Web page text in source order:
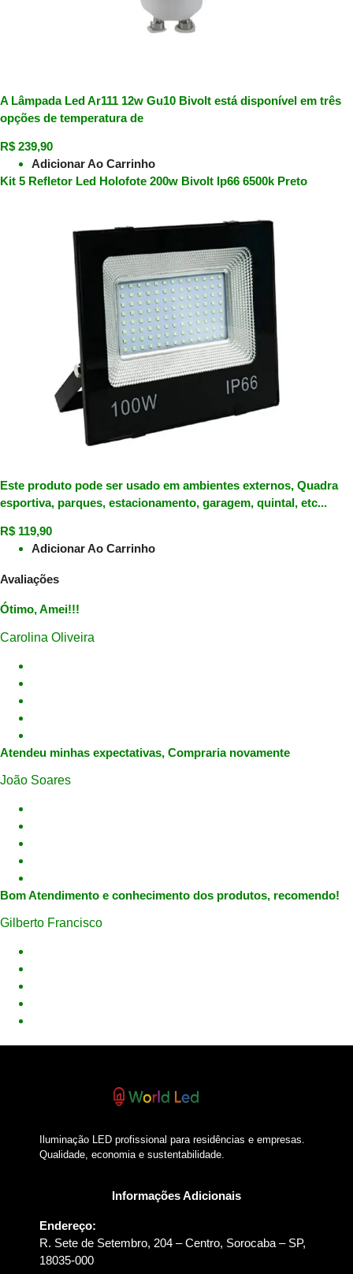
A Lâmpada Led Ar111 12w Gu10 Bivolt está disponível em três
opções de temperatura de
R$ 239,90
Adicionar Ao Carrinho
Kit 5 Refletor Led Holofote 200w Bivolt Ip66 6500k Preto
Este produto pode ser usado em ambientes externos, Quadra
esportiva, parques, estacionamento, garagem, quintal, etc...
R$ 119,90
Adicionar Ao Carrinho
Avaliações
Ótimo, Amei!!!
Carolina Oliveira
Atendeu minhas expectativas, Compraria novamente
João Soares
Bom Atendimento e conhecimento dos produtos, recomendo!
Gilberto Francisco
Iluminação LED profissional para residências e empresas.
Qualidade, economia e sustentabilidade.
Informações Adicionais
Endereço:
R. Sete de Setembro, 204 – Centro, Sorocaba – SP,
18035-000